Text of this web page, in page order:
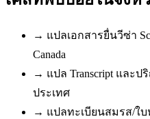
→ แปลเอกสารยื่นวีซ่า
Canada
→ แปล Transcript และ
ประเทศ
→ แปลทะเบียนสมรส/ใ